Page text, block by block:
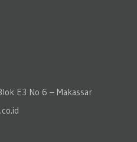
E3 No 6 – Makassar